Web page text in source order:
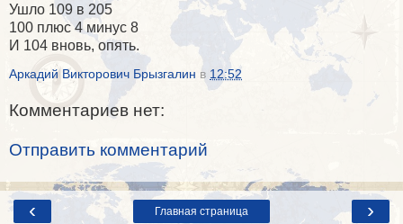
Ушло 109 в 205
100 плюс 4 минус 8
И 104 вновь, опять.
Аркадий Викторович Брызгалин в 12:52
Комментариев нет:
Отправить комментарий
‹ ›
Главная страница